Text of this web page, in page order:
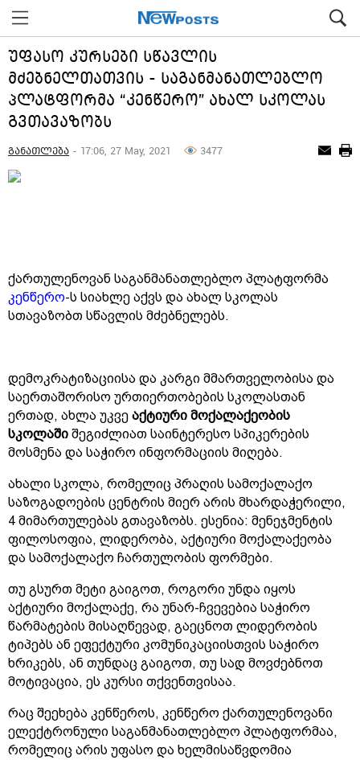
უფასო კურსები სწავლის
მძებნელთათვის - საგანმანათლებლო
პლატფორმა “კენწერო” ახალ სკოლას
გვთავაზობს
განათლება - 17:06, 27 May, 2021 3477
ქართულენოვან საგანმანათლებლო პლატფორმა
კენწერო-ს სიახლე აქვს და ახალ სკოლას
სთავაზობთ სწავლის მძებნელებს.
დემოკრატიზაციისა და კარგი მმართველობისა და
საერთაშორისო ურთიერთობების სკოლასთან
ერთად, ახლა უკვე აქტიური მოქალაქეობის
სკოლაში შეგიძლიათ საინტერესო სპიკერების
მოსმენა და საჭირო ინფორმაციის მიღება.
ახალი სკოლა, რომელიც პრაღის სამოქალაქო
საზოგადოების ცენტრის მიერ არის მხარდაჭერილი,
4 მიმართულებას გთავაზობს. ესენია: მენეჯმენტის
ფილოსოფია, ლიდერობა, აქტიური მოქალაქეობა
და სამოქალაქო ჩართულობის ფორმები.
თუ გსურთ მეტი გაიგოთ, როგორი უნდა იყოს
აქტიური მოქალაქე, რა უნარ-ჩვევებია საჭირო
წარმატების მისაღწევად, გაეცნოთ ლიდერობის
ტიპებს ან ეფექტური კომუნიკაციისთვის საჭირო
ხრიკებს, ან თუნდაც გაიგოთ, თუ სად მოვძებნოთ
მოტივაცია, ეს კურსი თქვენთვისაა.
რაც შეეხება კენწეროს, კენწერო ქართულენოვანი
ელექტრონული საგანმანათლებლო პლატფორმაა,
რომელიც არის უფასო და ხელმისაწვდომია